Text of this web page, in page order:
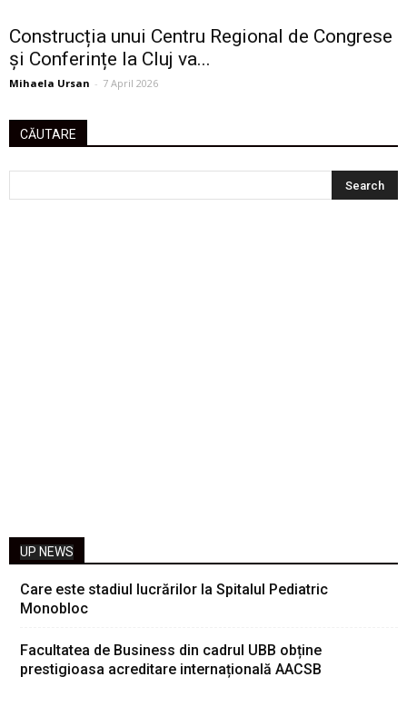
Construcția unui Centru Regional de Congrese
și Conferințe la Cluj va...
Mihaela Ursan - 7 April 2026
CĂUTARE
UP NEWS
Care este stadiul lucrărilor la Spitalul Pediatric
Monobloc
Facultatea de Business din cadrul UBB obține
prestigioasa acreditare internațională AACSB